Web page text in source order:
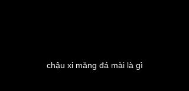
chậu xi măng đá mài là gì